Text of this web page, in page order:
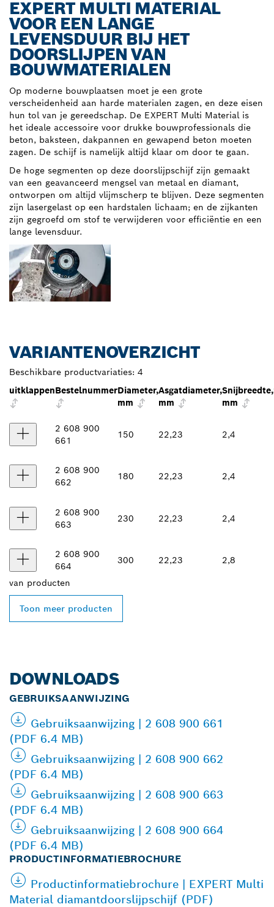
EXPERT MULTI MATERIAL
VOOR EEN LANGE
LEVENSDUUR BIJ HET
DOORSLIJPEN VAN
BOUWMATERIALEN
Op moderne bouwplaatsen moet je een grote
verscheidenheid aan harde materialen zagen, en deze eisen
hun tol van je gereedschap. De EXPERT Multi Material is
het ideale accessoire voor drukke bouwprofessionals die
beton, baksteen, dakpannen en gewapend beton moeten
zagen. De schijf is namelijk altijd klaar om door te gaan.
De hoge segmenten op deze doorslijpschijf zijn gemaakt
van een geavanceerd mengsel van metaal en diamant,
ontworpen om altijd vlijmscherp te blijven. Deze segmenten
zijn lasergelast op een hardstalen lichaam; en de zijkanten
zijn gegroefd om stof te verwijderen voor efficiëntie en een
lange levensduur.
VARIANTENOVERZICHT
Beschikbare productvariaties: 4
uitklappenBestelnummerDiameter,
mm
Asgatdiameter,
mm
Snijbreedte,
mm
2 608 900
661
150 22,23 2,4
2 608 900
662
180 22,23 2,4
2 608 900
663
230 22,23 2,4
2 608 900
664
300 22,23 2,8
van producten
Toon meer producten
DOWNLOADS
GEBRUIKSAANWIJZING
Gebruiksaanwijzing | 2 608 900 661
(PDF 6.4 MB)
Gebruiksaanwijzing | 2 608 900 662
(PDF 6.4 MB)
Gebruiksaanwijzing | 2 608 900 663
(PDF 6.4 MB)
Gebruiksaanwijzing | 2 608 900 664
(PDF 6.4 MB)
PRODUCTINFORMATIEBROCHURE
Productinformatiebrochure | EXPERT Multi
Material diamantdoorslijpschijf (PDF)